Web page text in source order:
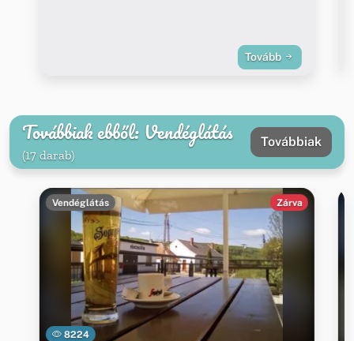
Tovább
Továbbiak ebből: Vendéglátás
(17 darab)
Továbbiak
8224
Vendéglátás Zárva